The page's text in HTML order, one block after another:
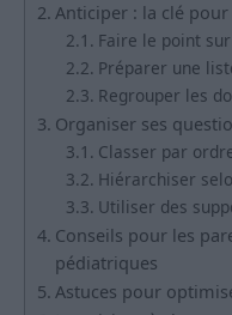
Anticiper : la clé
Faire le point
Préparer une
Regrouper les
Organiser ses
Classer par
Hiérarchiser
Utiliser des
Conseils pour les
pédiatriques
Astuces pour